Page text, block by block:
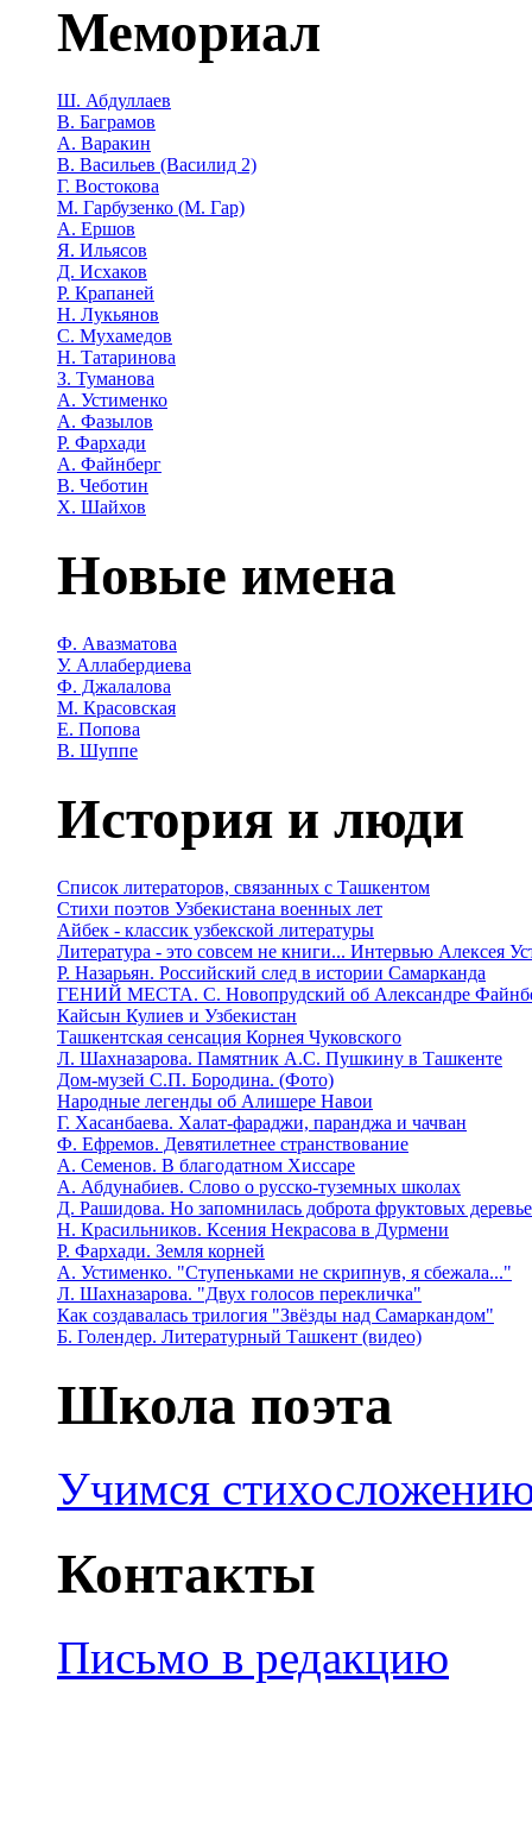
Мемориал
Ш. Абдуллаев
В. Баграмов
А. Варакин
В. Васильев (Василид 2)
Г. Востокова
М. Гарбузенко (М. Гар)
А. Ершов
Я. Ильясов
Д. Исхаков
Р. Крапаней
Н. Лукьянов
С. Мухамедов
Н. Татаринова
З. Туманова
А. Устименко
А. Фазылов
Р. Фархади
А. Файнберг
В. Чеботин
Х. Шайхов
Новые имена
Ф. Авазматова
У. Аллабердиева
Ф. Джалалова
М. Красовская
Е. Попова
В. Шуппе
История и люди
Список литераторов, связанных с Ташкентом
Стихи поэтов Узбекистана военных лет
Айбек - классик узбекской литературы
Литература - это совсем не книги... Интервью Алексея
Р. Назарьян. Российский след в истории Самарканда
ГЕНИЙ МЕСТА. C. Новопрудский об Александре
Кайсын Кулиев и Узбекистан
Ташкентская сенсация Корнея Чуковского
Л. Шахназарова. Памятник А.С. Пушкину в Ташкенте
Дом-музей С.П. Бородина. (Фото)
Народные легенды об Алишере Навои
Г. Хасанбаева. Халат-фараджи, паранджа и чачван
Ф. Ефремов. Девятилетнее странствование
А. Семенов. В благодатном Хиссаре
А. Абдунабиев. Слово о русско-туземных школах
Д. Рашидова. Но запомнилась доброта фруктовых
Н. Красильников. Ксения Некрасова в Дурмени
Р. Фархади. Земля корней
А. Устименко. "Ступеньками не скрипнув, я сбежала..."
Л. Шахназарова. "Двух голосов перекличка"
Как создавалась трилогия "Звёзды над Самаркандом"
Б. Голендер. Литературный Ташкент (видео)
Школа поэта
Учимся
Контакты
Письмо в редакцию